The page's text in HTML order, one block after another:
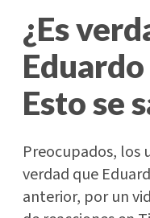
¿Es
Esto se
Preocupados, los
verdad que
anterior, por un